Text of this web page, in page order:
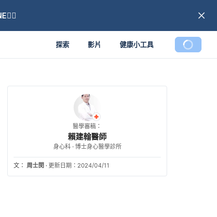
探索 影片 健康小工具
醫學審稿：
賴建翰醫師
身心科 · 博士身心醫學診所
文： 周士閔 · 更新日期：2024/04/11